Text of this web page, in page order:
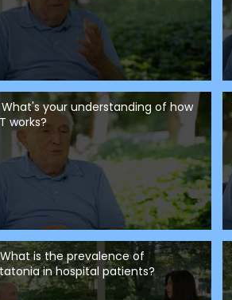
What's your understanding of how
works?
What is the prevalence of
in hospital patients?